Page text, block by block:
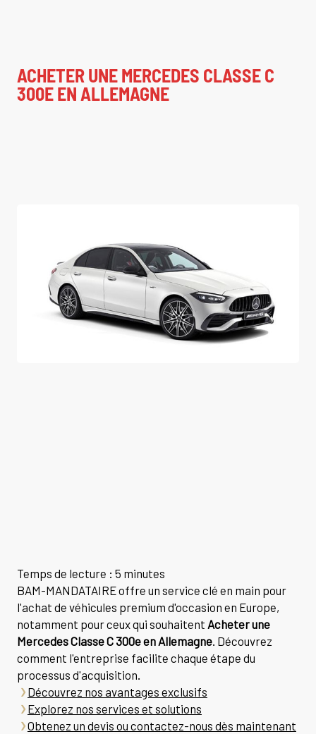
ACHETER UNE MERCEDES CLASSE C
300E EN ALLEMAGNE
Temps de lecture : 5 minutes
BAM-MANDATAIRE offre un service clé en main pour
l'achat de véhicules premium d'occasion en Europe,
notamment pour ceux qui souhaitent Acheter une
Mercedes Classe C 300e en Allemagne. Découvrez
comment l'entreprise facilite chaque étape du
processus d'acquisition.
Découvrez nos avantages exclusifs
Explorez nos services et solutions
Obtenez un devis ou contactez-nous dès maintenant